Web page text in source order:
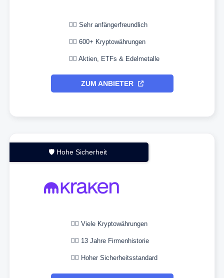
👉🏼 Sehr anfängerfreundlich
👉🏼 600+ Kryptowährungen
👉🏼 Aktien, ETFs & Edelmetalle
ZUM ANBIETER
🛡️ Hohe Sicherheit
👉🏼 Viele Kryptowährungen
👉🏼 13 Jahre Firmenhistorie
👉🏼 Hoher Sicherheitsstandard